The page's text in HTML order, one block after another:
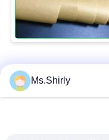
Ms.Shirly